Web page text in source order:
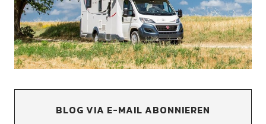
BLOG VIA E-MAIL ABONNIEREN